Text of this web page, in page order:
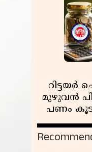
മുഴുവൻ
പണം